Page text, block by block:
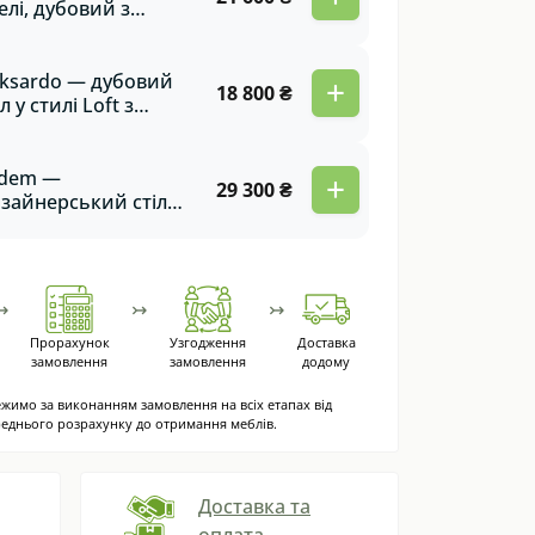
дубовий з
ногами
— дубовий
у стилі Loft з
18 800 ₴ +
—
стіл
їдальні та
29 300 ₴ +
Прорахунок
замовлення
↣
Узгодження
замовлення
↣
Доставка
додому
за виконанням замовлення на всіх етапах від
розрахунку до отримання меблів.
Доставка та